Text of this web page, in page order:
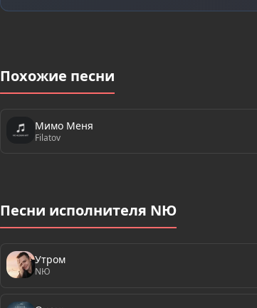
Похожие песни
Мимо Меня
Filatov
Песни исполнителя NЮ
Утром
NЮ